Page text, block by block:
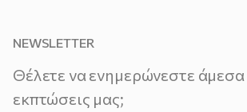
NEWSLETTER
Θέλετε να ενημερώνεστε άμεσα
εκπτώσεις μας;